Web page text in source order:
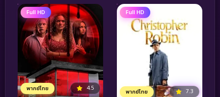
Full HD
พากย์ไทย 4.5
Full HD
พากย์ไทย 7.3